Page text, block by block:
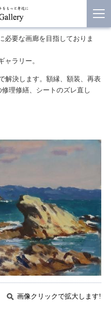
必要な画廊を目指しておりま
ャラリー。
解決します。額縁、額装、再表
理修繕、シートのズレ直し
画像クリックで拡大します!